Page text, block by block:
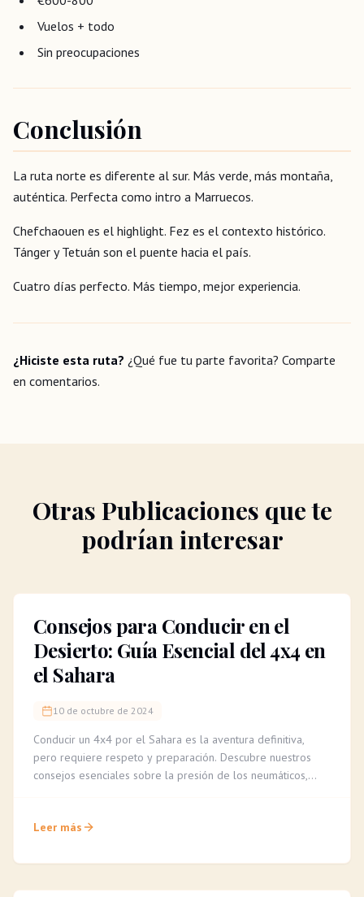
Vuelos + todo
Sin preocupaciones
Conclusión
La ruta norte es diferente al sur. Más verde, más montaña,
auténtica. Perfecta como intro a Marruecos.
Chefchaouen es el highlight. Fez es el contexto histórico.
Tánger y Tetuán son el puente hacia el país.
Cuatro días perfecto. Más tiempo, mejor experiencia.
¿Hiciste esta ruta? ¿Qué fue tu parte favorita? Comparte
en comentarios.
Otras Publicaciones que te
podrían interesar
Consejos para Conducir en el
Desierto: Guía Esencial del 4x4 en
el Sahara
10 de octubre de 2024
Conducir un 4x4 por el Sahara es la aventura definitiva,
pero requiere respeto y preparación. Descubre nuestros
consejos esenciales sobre la presión de los neumáticos,
Leer más